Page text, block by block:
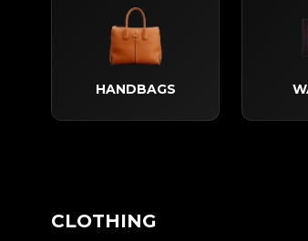
HANDBAGS
CLOTHING